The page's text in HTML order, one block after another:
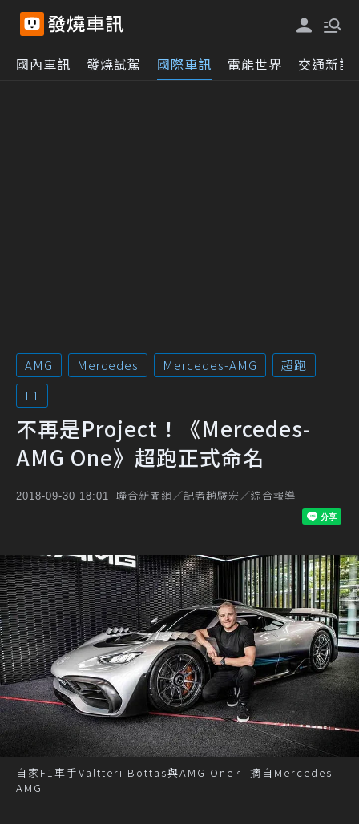
國內車訊 發燒試駕 國際車訊 電能世界 交通新訊
AMG Mercedes Mercedes-AMG
超跑
F1
不再是Project！《Mercedes-
AMG One》超跑正式命名
2018-09-30 18:01 聯合新聞網／記者趙駿宏／綜合報導
自家F1車手Valtteri Bottas與AMG One。 摘自Mercedes-
AMG